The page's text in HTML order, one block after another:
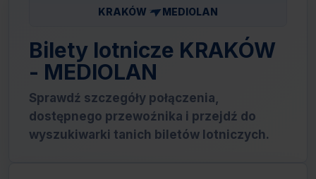
KRAKÓW MEDIOLAN
Bilety lotnicze KRAKÓW
- MEDIOLAN
Sprawdź szczegóły połączenia,
dostępnego przewoźnika i przejdź do
wyszukiwarki tanich biletów lotniczych.